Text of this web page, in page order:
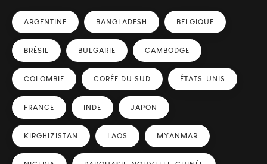
ARGENTINE BANGLADESH BELGIQUE
BRÉSIL BULGARIE CAMBODGE
COLOMBIE CORÉE DU SUD ÉTATS-UNIS
FRANCE INDE JAPON
KIRGHIZISTAN LAOS MYANMAR